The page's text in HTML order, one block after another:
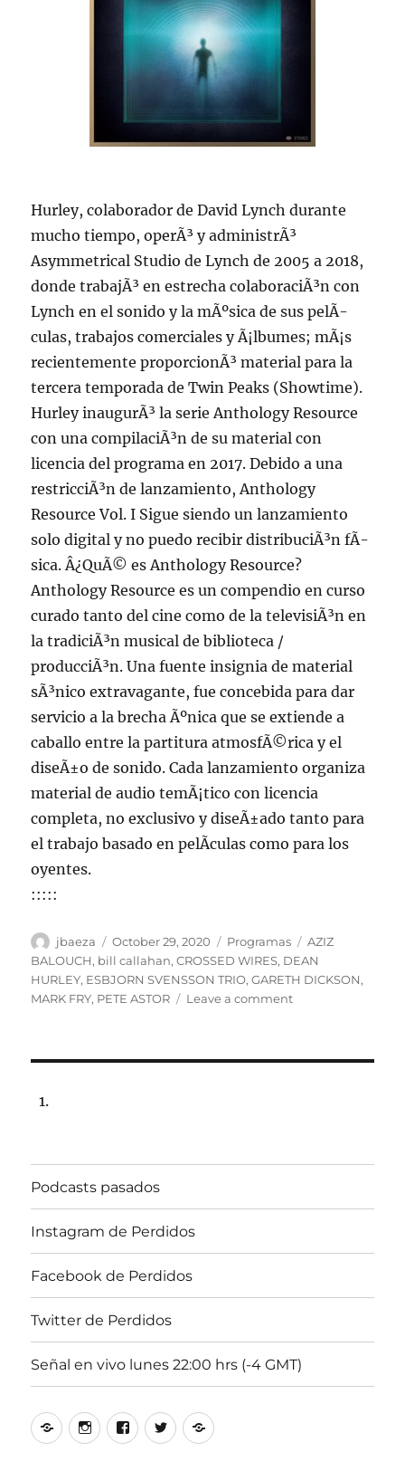
Hurley, colaborador de David Lynch durante
mucho tiempo, operÃ³ y administrÃ³
Asymmetrical Studio de Lynch de 2005 a 2018,
donde trabajÃ³ en estrecha colaboraciÃ³n con
Lynch en el sonido y la mÃºsica de sus pelÃ­
culas, trabajos comerciales y Ã¡lbumes; mÃ¡s
recientemente proporcionÃ³ material para la
tercera temporada de Twin Peaks (Showtime).
Hurley inaugurÃ³ la serie Anthology Resource
con una compilaciÃ³n de su material con
licencia del programa en 2017. Debido a una
restricciÃ³n de lanzamiento, Anthology
Resource Vol. I Sigue siendo un lanzamiento
solo digital y no puedo recibir distribuciÃ³n fÃ­
sica. Â¿QuÃ© es Anthology Resource?
Anthology Resource es un compendio en curso
curado tanto del cine como de la televisiÃ³n en
la tradiciÃ³n musical de biblioteca /
producciÃ³n. Una fuente insignia de material
sÃ³nico extravagante, fue concebida para dar
servicio a la brecha Ãºnica que se extiende a
caballo entre la partitura atmosfÃ©rica y el
diseÃ±o de sonido. Cada lanzamiento organiza
material de audio temÃ¡tico con licencia
completa, no exclusivo y diseÃ±ado tanto para
el trabajo basado en pelÃ­culas como para los
oyentes.
:::::
Author
jbaeza
Posted
on
October 29, 2020 Categories
Programas Tags
AZIZ
BALOUCH, bill callahan,CROSSED WIRES, DEAN
HURLEY, ESBJORN SVENSSON TRIO,GARETH DICKSON,
MARK FRY, PETE ASTOR Leave a commenton
hrs
Radio
Podcasts pasados
Instagram de Perdidos
Facebook de Perdidos
Twitter de Perdidos
Señal en vivo lunes 22:00 hrs (-4 GMT)
PodcastsInstagram
Facebook
TwitterSeñal